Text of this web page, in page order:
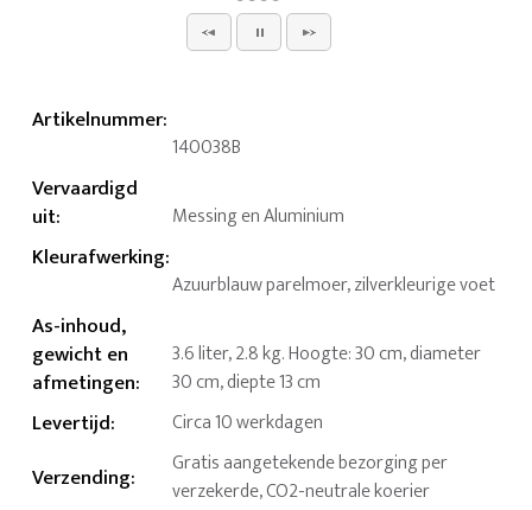
Artikelnummer:
140038B
Vervaardigd
uit: Messing en Aluminium
Kleurafwerking:
Azuurblauw parelmoer, zilverkleurige voet
As-inhoud,
gewicht en
afmetingen:
3.6 liter, 2.8 kg. Hoogte: 30 cm, diameter
30 cm, diepte 13 cm
Levertijd: Circa 10 werkdagen
Verzending:
Gratis aangetekende bezorging per
verzekerde, CO2-neutrale koerier